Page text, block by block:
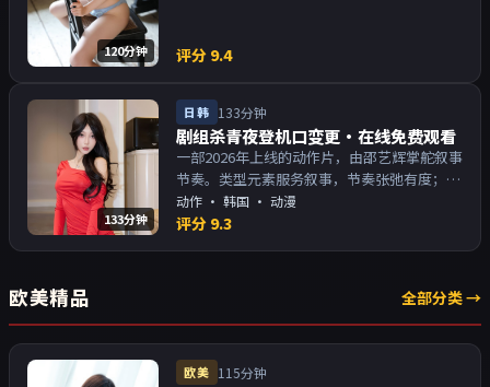
120分钟 评分 9.4
133分钟
日韩 133分钟
剧组杀青夜登机口变更·在线免费观看
一部2026年上线的动作片，由邵艺辉掌舵叙事
节奏。类型元素服务叙事，节奏张弛有度；对
白密度高，留意潜台词。主演以演技派为主，
适合喜欢强叙事与人物关系的观众加入片单。
动作 · 韩国 · 动漫
评分 9.3
欧美精品 全部分类 →
欧美 115分钟